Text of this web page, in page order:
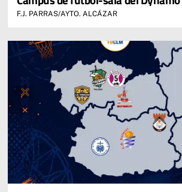
F.J. PARRAS/AYTO. ALCÁZAR